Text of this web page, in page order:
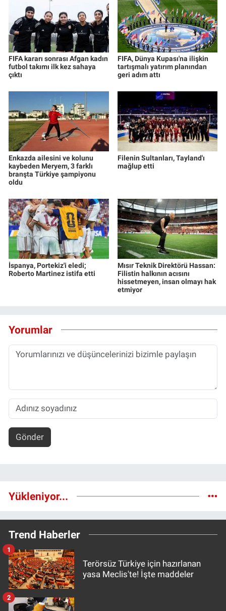
FIFA kararı sonrası Afgan kadın
futbol takımı ilk kez sahaya
çıktı
FIFA, Dünya Kupası'na ilişkin
tartışmalı yatırım planından
geri adım attı
Enkazda ailesini ve kolunu
kaybeden Meryem, 3 farklı
branşta Türkiye şampiyonu
oldu
Filenin Sultanları, Tayland'ı
mağlup etti
İspanya, Portekiz'i eledi;
Roberto Martinez istifa etti
Mısır Teknik Direktörü Hassan:
Filistin halkının acısını
hissetmeyen, insan olmayı hak
etmiyor
Yorumlar
Gönder
Yükleniyor...
Trend Haberler
Terörsüz Türkiye için hazırlanan
yasa Meclis'te! İşte maddeler
1
2